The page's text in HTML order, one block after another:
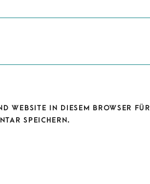
WEBSITE IN DIESEM BROWSER FÜR
SPEICHERN.